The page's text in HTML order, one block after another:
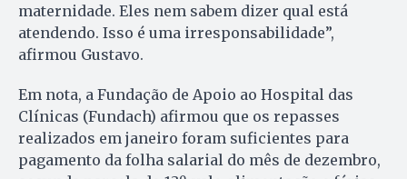
maternidade. Eles nem sabem dizer qual está
atendendo. Isso é uma irresponsabilidade”,
afirmou Gustavo.
Em nota, a Fundação de Apoio ao Hospital das
Clínicas (Fundach) afirmou que os repasses
realizados em janeiro foram suficientes para
pagamento da folha salarial do mês de dezembro,